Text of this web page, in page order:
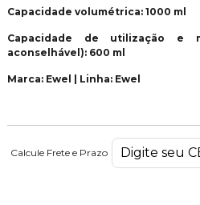
Capacidade volumétrica: 1000 ml
Capacidade de utilização e
aconselhável): 600 ml
Marca: Ewel | Linha: Ewel
Calcule Frete e Prazo